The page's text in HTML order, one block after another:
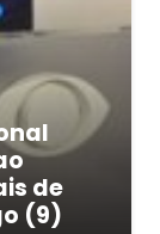
de
(9)